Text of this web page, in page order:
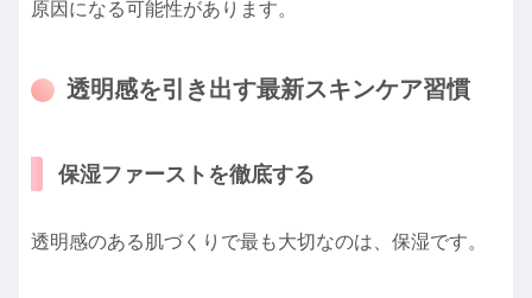
原因になる可能性があります。
透明感を引き出す最新スキンケア習慣
保湿ファーストを徹底する
透明感のある肌づくりで最も大切なのは、保湿です。